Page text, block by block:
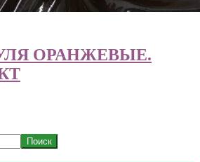
ОРАНЖЕВЫЕ.
Поиск